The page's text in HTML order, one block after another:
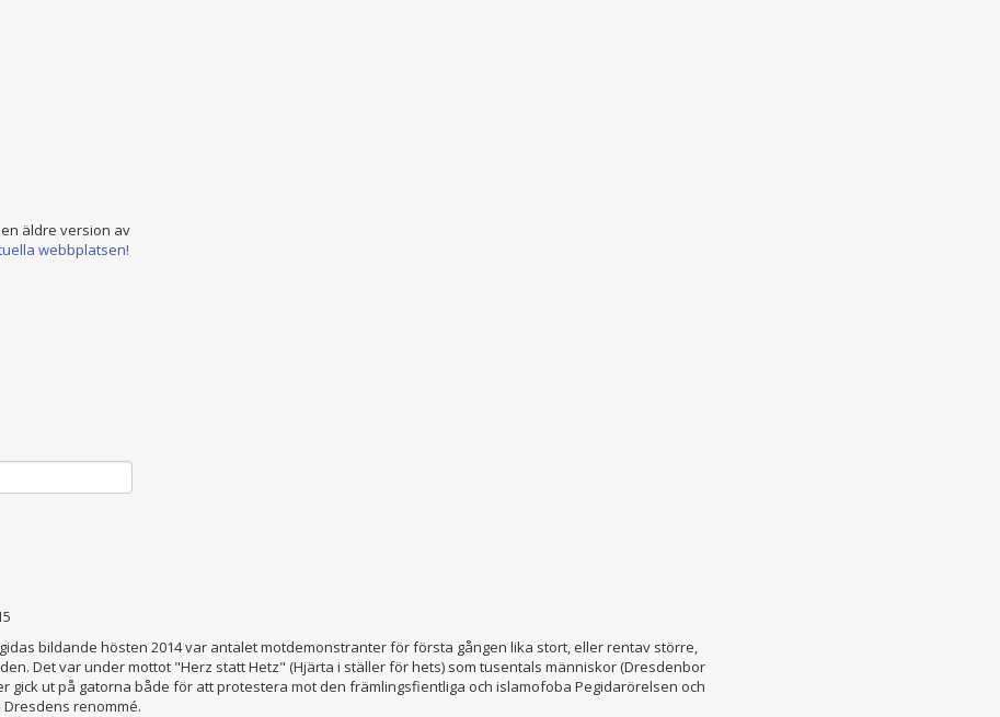
äldre version av
webbplatsen!
bildande hösten 2014 var antalet motdemonstranter för första gången lika stort, eller rentav större,
Det var under mottot "Herz statt Hetz" (Hjärta i ställer för hets) som tusentals människor (Dresdenbor
gick ut på gatorna både för att protestera mot den främlingsfientliga och islamofoba Pegidarörelsen och
renommé.